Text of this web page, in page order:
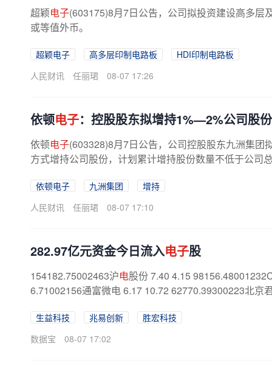
超颖电子(603175)8月7日公告，公司拟投资建设高多
或等值外币。
超颖电子 高多层印制电路板
HDI印制电路板
人民财讯
任丽珺 08-07 17:26
依顿电子：控股股东拟增持1%—2%公司股份
依顿电子(603328)8月7日公告，公司控股股东九洲集
方式增持公司股份，计划累计增持股份数量不低于公司
依顿电子 九洲集团
增持
人民财讯
任丽珺 08-07 17:10
282.97亿元资金今日流入电子股
154182.75002463沪电股份 7.40 4.15
6.71002156通富微电 6.17 10.72 62770.39300223北京
生益科技 兆易创新
胜宏科技
数据宝
08-07 17:02